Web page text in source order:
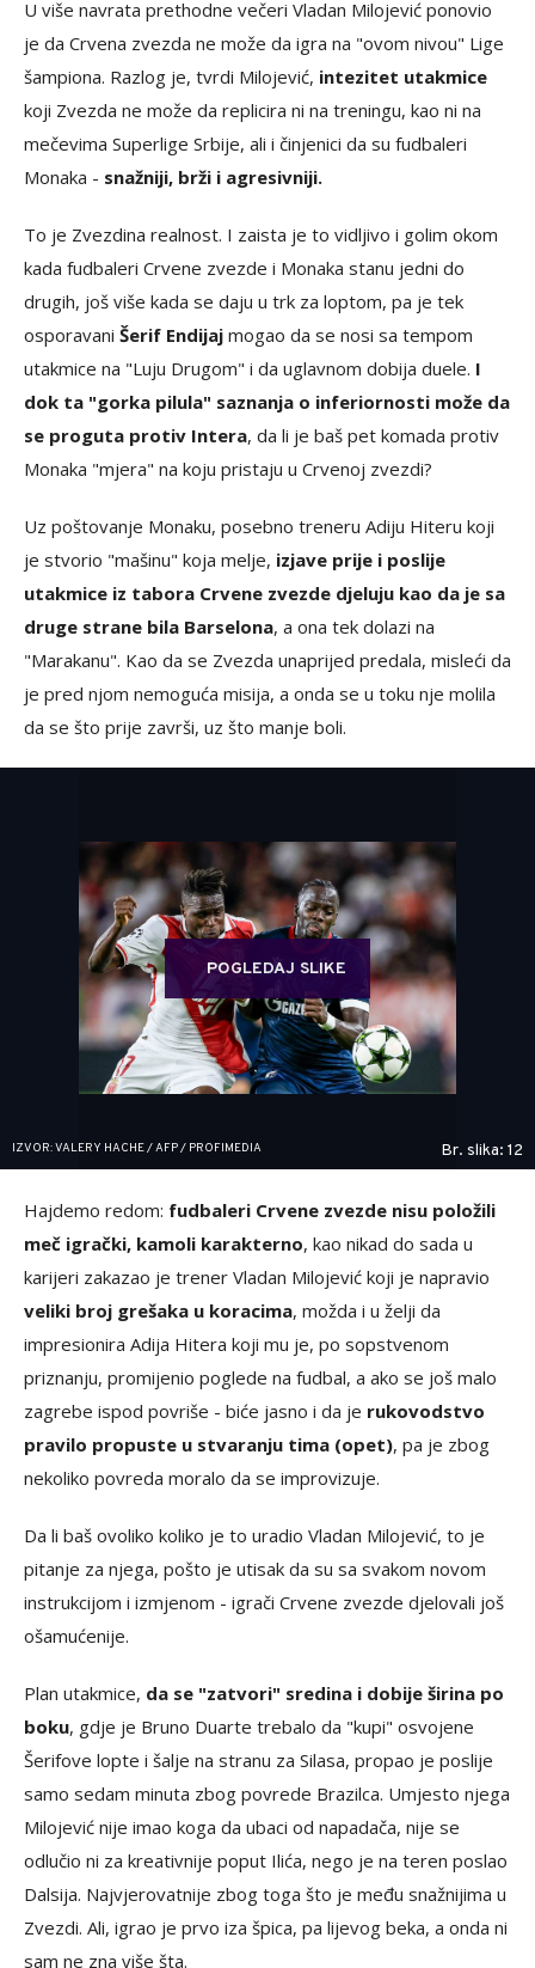
U više navrata prethodne večeri Vladan Milojević ponovio
je da Crvena zvezda ne može da igra na "ovom nivou" Lige
šampiona. Razlog je, tvrdi Milojević, intezitet utakmice
koji Zvezda ne može da replicira ni na treningu, kao ni na
mečevima Superlige Srbije, ali i činjenici da su fudbaleri
Monaka - snažniji, brži i agresivniji.
To je Zvezdina realnost. I zaista je to vidljivo i golim okom
kada fudbaleri Crvene zvezde i Monaka stanu jedni do
drugih, još više kada se daju u trk za loptom, pa je tek
osporavani Šerif Endijaj mogao da se nosi sa tempom
utakmice na "Luju Drugom" i da uglavnom dobija duele. I
dok ta "gorka pilula" saznanja o inferiornosti može da
se proguta protiv Intera, da li je baš pet komada protiv
Monaka "mjera" na koju pristaju u Crvenoj zvezdi?
Uz poštovanje Monaku, posebno treneru Adiju Hiteru koji
je stvorio "mašinu" koja melje, izjave prije i poslije
utakmice iz tabora Crvene zvezde djeluju kao da je sa
druge strane bila Barselona, a ona tek dolazi na
"Marakanu". Kao da se Zvezda unaprijed predala, misleći da
je pred njom nemoguća misija, a onda se u toku nje molila
da se što prije završi, uz što manje boli.
POGLEDAJ SLIKE
IZVOR: VALERY HACHE / AFP / PROFIMEDIA Br. slika: 12
Hajdemo redom: fudbaleri Crvene zvezde nisu položili
meč igrački, kamoli karakterno, kao nikad do sada u
karijeri zakazao je trener Vladan Milojević koji je napravio
veliki broj grešaka u koracima, možda i u želji da
impresionira Adija Hitera koji mu je, po sopstvenom
priznanju, promijenio poglede na fudbal, a ako se još malo
zagrebe ispod povriše - biće jasno i da je rukovodstvo
pravilo propuste u stvaranju tima (opet), pa je zbog
nekoliko povreda moralo da se improvizuje.
Da li baš ovoliko koliko je to uradio Vladan Milojević, to je
pitanje za njega, pošto je utisak da su sa svakom novom
instrukcijom i izmjenom - igrači Crvene zvezde djelovali još
ošamućenije.
Plan utakmice, da se "zatvori" sredina i dobije širina po
boku, gdje je Bruno Duarte trebalo da "kupi" osvojene
Šerifove lopte i šalje na stranu za Silasa, propao je poslije
samo sedam minuta zbog povrede Brazilca. Umjesto njega
Milojević nije imao koga da ubaci od napadača, nije se
odlučio ni za kreativnije poput Ilića, nego je na teren poslao
Dalsija. Najvjerovatnije zbog toga što je među snažnijima u
Zvezdi. Ali, igrao je prvo iza špica, pa lijevog beka, a onda ni
sam ne zna više šta.